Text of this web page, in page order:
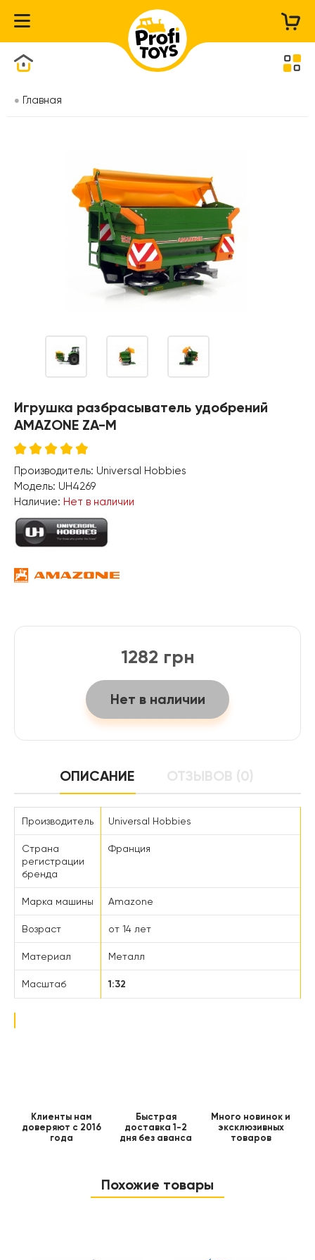
Главная
Игрушка разбрасыватель удобрений
AMAZONE ZA-M
Производитель: Universal Hobbies
Модель: UH4269
Наличие: Нет в наличии
1282 грн
Нет в наличии
ОПИСАНИЕ ОТЗЫВОВ (0)
Производитель Universal Hobbies
Страна
регистрации
бренда
Франция
Марка машины Amazone
Возраст от 14 лет
Материал Металл
Масштаб 1:32
Клиенты нам
доверяют с 2016
года
Быстрая
доставка 1-2
дня без аванса
Много новинок и
эксклюзивных
товаров
Похожие товары
Каталог товаров